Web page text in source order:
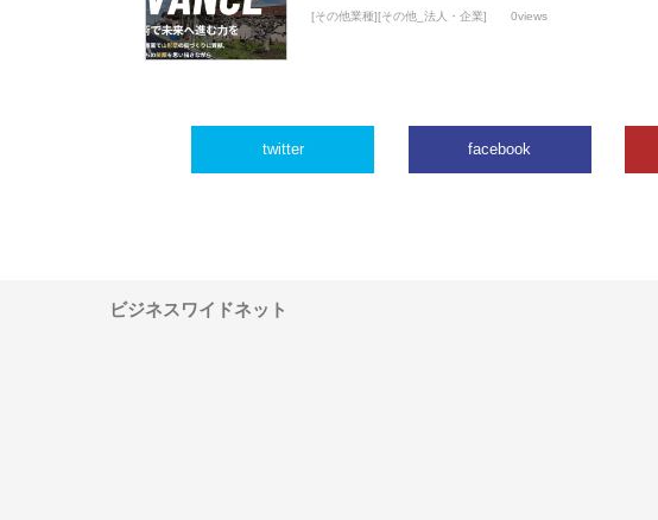
[その他業種][その他_法人・企業] 0views
twitter facebook
ビジネスワイドネット